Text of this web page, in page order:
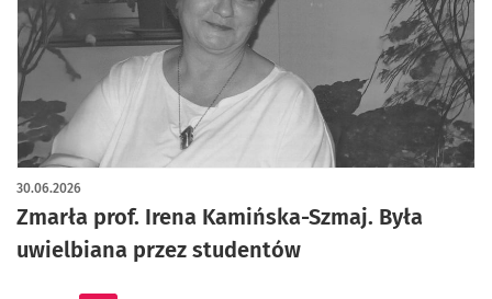
Zmarła prof. Irena Kamińska-Szmaj. Była
uwielbiana przez studentów
30.06.2026